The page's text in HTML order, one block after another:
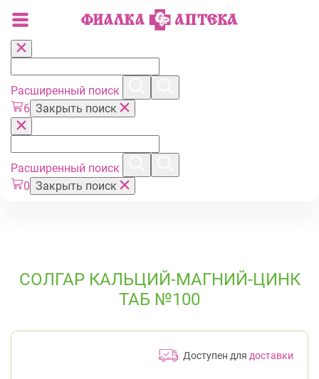
Расширенный поиск
6 Закрыть поиск
Расширенный поиск
0 Закрыть поиск
СОЛГАР КАЛЬЦИЙ-МАГНИЙ-ЦИНК
ТАБ №100
Доступен для доставки